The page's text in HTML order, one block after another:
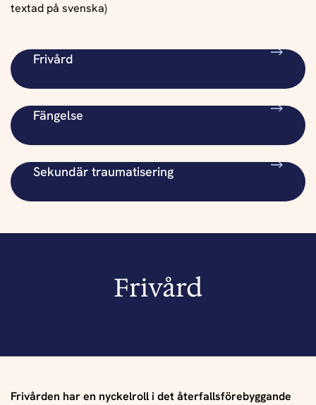
textad på svenska)
Frivård
Fängelse
Sekundär traumatisering
Frivård
Frivården har en nyckelroll i det återfallsförebyggande